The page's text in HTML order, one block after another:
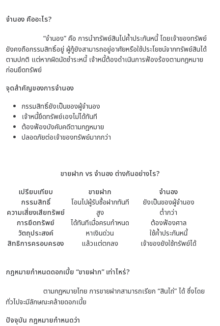
จำนอง คืออะไร?
“จำนอง” คือ การนำทรัพย์สินไปค้ำประกันหนี้ โดยเจ้าของทรัพย์
ยังคงถือกรรมสิทธิ์อยู่ ผู้กู้ยังสามารถอยู่อาศัยหรือใช้ประโยชน์จากทรัพย์สินได้
ตามปกติ แต่หากผิดนัดชำระหนี้ เจ้าหนี้ต้องดำเนินการฟ้องร้องตามกฎหมาย
ก่อนยึดทรัพย์
จุดสำคัญของการจำนอง
กรรมสิทธิ์ยังเป็นของผู้จำนอง
เจ้าหนี้ยึดทรัพย์เองไม่ได้ทันที
ต้องฟ้องบังคับคดีตามกฎหมาย
ปลอดภัยต่อเจ้าของทรัพย์มากกว่า
ขายฝาก vs จำนอง ต่างกันอย่างไร?
เปรียบเทียบ
ขายฝาก
จำนอง
กรรมสิทธิ์
โอนไปผู้รับซื้อฝากทันที
ยังเป็นของผู้จำนอง
ความเสี่ยงเสียทรัพย์
สูง
ต่ำกว่า
การยึดทรัพย์
ได้ทันทีเมื่อครบกำหนด
ต้องฟ้องศาล
วัตถุประสงค์
หาเงินด่วน
ใช้ค้ำประกันหนี้
สิทธิการครอบครอง
แล้วแต่ตกลง เจ้าของยังใช้ทรัพย์ได้
กฎหมายกำหนดดอกเบี้ย “ขายฝาก” เท่าไหร่?
ตามกฎหมายไทย การขายฝากสามารถเรียก “สินไถ่” ได้ ซึ่งโดย
ทั่วไปจะมีลักษณะคล้ายดอกเบี้ย
ปัจจุบัน กฎหมายกำหนดว่า